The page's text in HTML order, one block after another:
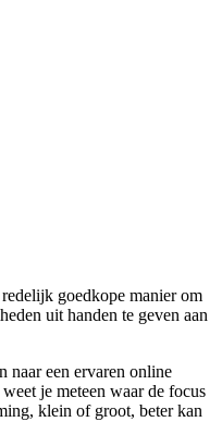
goedkope manier om
uit handen te geven aan
naar een ervaren online
je meteen waar de focus
klein of groot, beter kan